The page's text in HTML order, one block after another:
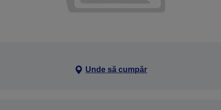
Unde să cumpăr